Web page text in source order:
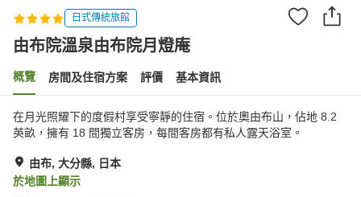
日式傳統旅館
由布院溫泉由布院月燈庵
概覽 房間及住宿方案 評價 基本資訊
在月光照耀下的度假村享受寧靜的住宿。位於奧由布山，佔地 8.2
英畝，擁有 18 間獨立客房，每間客房都有私人露天浴室。
由布, 大分縣, 日本
於地圖上顯示